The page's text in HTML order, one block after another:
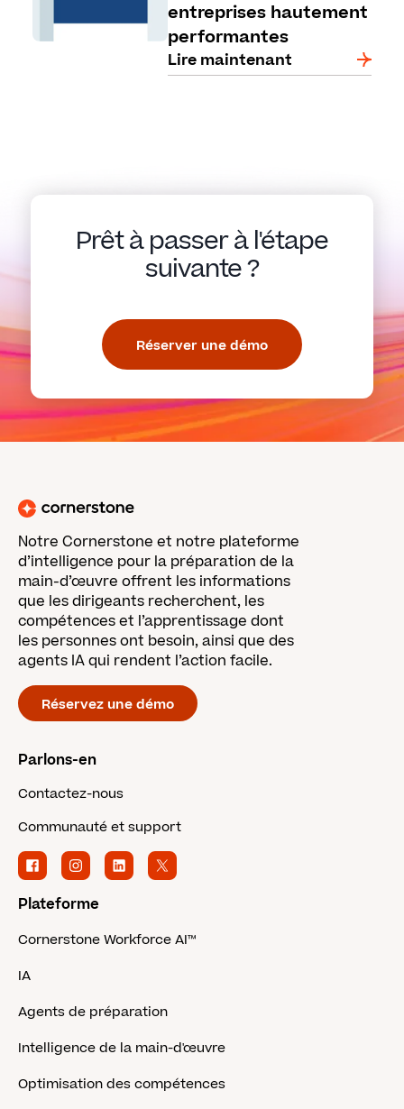
entreprises hautement
performantes
Lire maintenant
Prêt à passer à l'étape
suivante ?
Réserver une démo
Notre Cornerstone et notre plateforme
d’intelligence pour la préparation de la
main-d’œuvre offrent les informations
que les dirigeants recherchent, les
compétences et l’apprentissage dont
les personnes ont besoin, ainsi que des
agents IA qui rendent l’action facile.
Réservez une démo
Parlons-en
Contactez-nous
Communauté et support
Plateforme
Cornerstone Workforce AI™
IA
Agents de préparation
Intelligence de la main-d'œuvre
Optimisation des compétences